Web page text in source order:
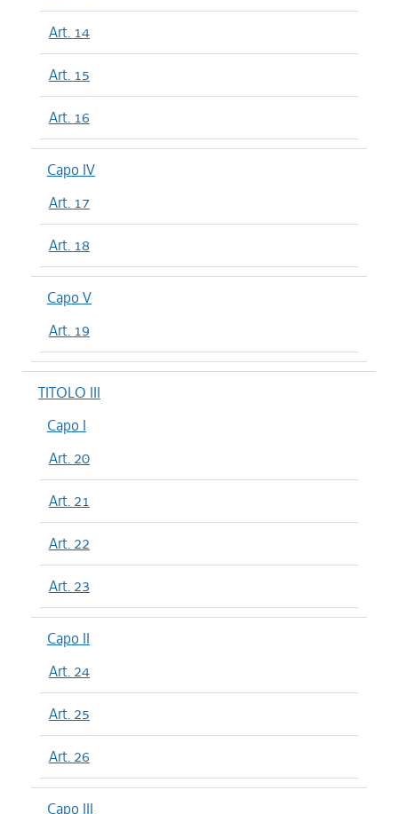
Art. 14
Art. 15
Art. 16
Capo IV
Art. 17
Art. 18
Capo V
Art. 19
TITOLO III
Capo I
Art. 20
Art. 21
Art. 22
Art. 23
Capo II
Art. 24
Art. 25
Art. 26
Capo III